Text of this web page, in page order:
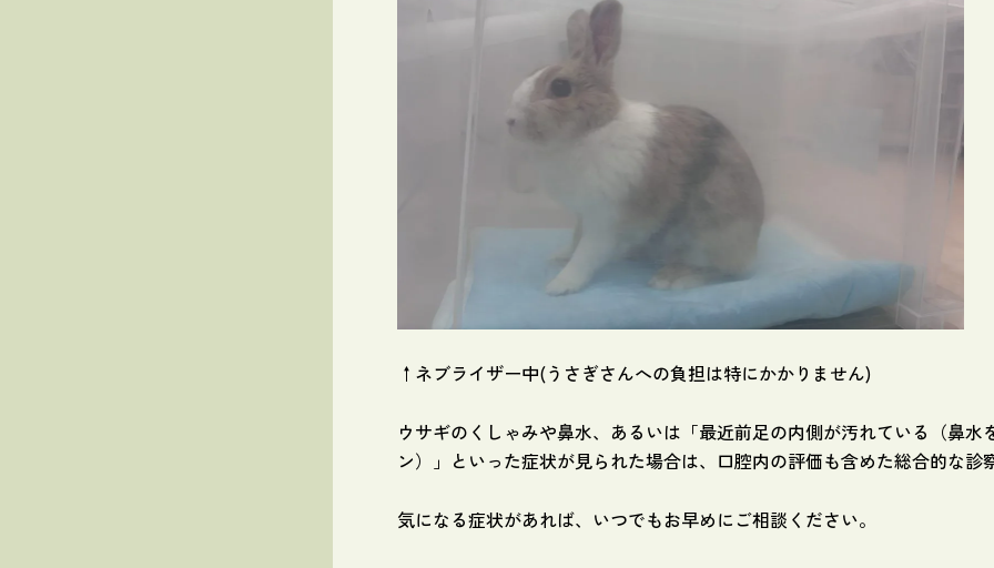
↑ネブライザー中(うさぎさんへの負担は特にかかりません)
ウサギのくしゃみや鼻水、あるいは「最近前足の内側が汚れている（鼻水
ン）」といった症状が見られた場合は、口腔内の評価も含めた総合的な診
気になる症状があれば、いつでもお早めにご相談ください。